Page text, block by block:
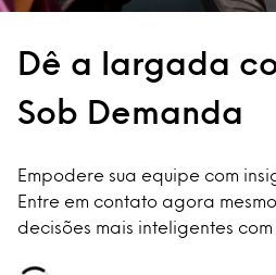
Dê a largada
Sob Demanda
Empodere sua equipe com
Entre em contato agora
decisões mais inteligentes com